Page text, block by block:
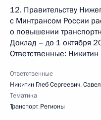
12. Правительству
с Минтрансом России
о повышении
Доклад – до 1 октября
Ответственные:
Ответственные
Никитин Глеб Сергеевич,
Тематика
Транспорт, Регионы